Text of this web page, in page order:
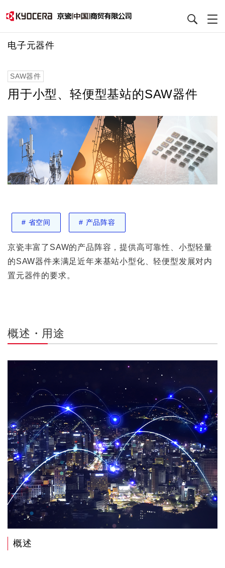
电子元器件
SAW器件
用于小型、轻便型基站的SAW器件
# 省空间 # 产品阵容
京瓷丰富了SAW的产品阵容，提供高可靠性、小型轻量
的SAW器件来满足近年来基站小型化、轻便型发展对内
置元器件的要求。
概述・用途
概述